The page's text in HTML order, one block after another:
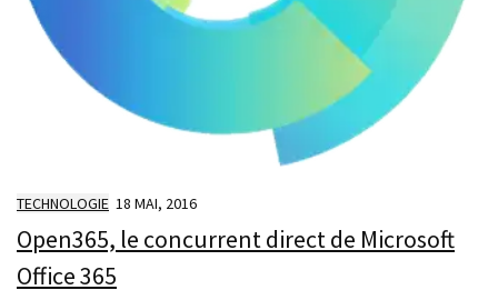
TECHNOLOGIE 18 MAI, 2016
Open365, le concurrent direct de Microsoft
Office 365